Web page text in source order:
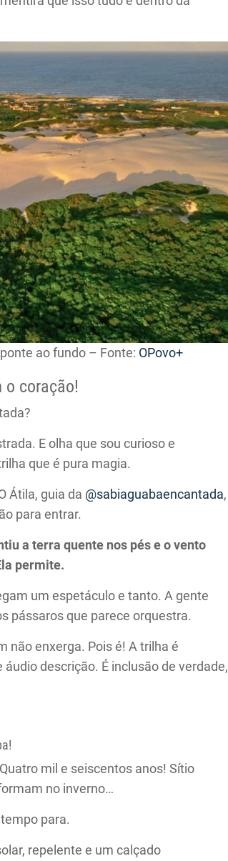
ao fundo – Fonte: OPovo+
o coração!
E olha que sou curioso e
que é pura magia.
Átila, guia da @sabiaguabaencantada,
para entrar.
a terra quente nos pés e o vento
permite.
um espetáculo e tanto. A gente
pássaros que parece orquestra.
não enxerga. Pois é! A trilha é
descrição. É inclusão de verdade,
mil e seiscentos anos! Sítio
no inverno…
para.
repelente e um calçado